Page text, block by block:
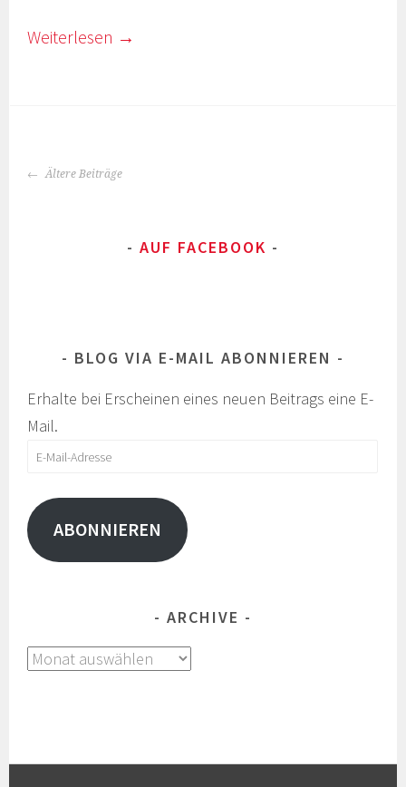
Weiterlesen →
BEITRAGS-
NAVIGATION
Ältere Beiträge
AUF FACEBOOK
BLOG VIA E-MAIL ABONNIEREN
Erhalte bei Erscheinen eines neuen Beitrags eine E-
Mail.
E-
Adresse
ABONNIEREN
ARCHIVE
Archive